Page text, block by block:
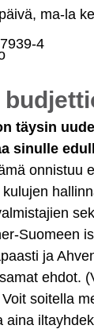
ma-la
4
täysin
sinulle
onnistuu
Suomeen
ja
ehdot.
soitella
aina